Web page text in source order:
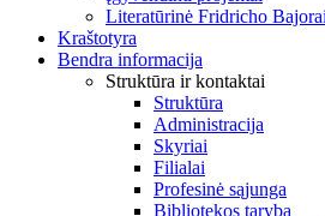
Literatūrinė Fridricho
Kraštotyra
Bendra informacija
Struktūra ir kontaktai
Struktūra
Administracija
Skyriai
Filialai
Profesinė sąjunga
Bibliotekos taryba